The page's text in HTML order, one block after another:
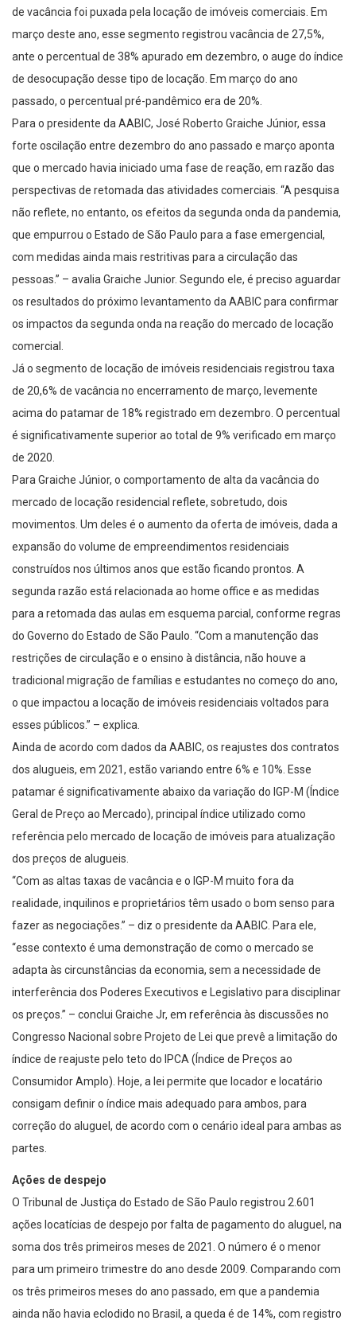
março deste ano, esse segmento registrou vacância de 27,5%,
ante o percentual de 38% apurado em dezembro, o auge do índice
de desocupação desse tipo de locação. Em março do ano
passado, o percentual pré-pandêmico era de 20%.
Para o presidente da AABIC, José Roberto Graiche Júnior, essa
forte oscilação entre dezembro do ano passado e março aponta
que o mercado havia iniciado uma fase de reação, em razão das
perspectivas de retomada das atividades comerciais. “A pesquisa
não reflete, no entanto, os efeitos da segunda onda da pandemia,
que empurrou o Estado de São Paulo para a fase emergencial,
com medidas ainda mais restritivas para a circulação das
pessoas.” – avalia Graiche Junior. Segundo ele, é preciso aguardar
os resultados do próximo levantamento da AABIC para confirmar
os impactos da segunda onda na reação do mercado de locação
comercial.
Já o segmento de locação de imóveis residenciais registrou taxa
de 20,6% de vacância no encerramento de março, levemente
acima do patamar de 18% registrado em dezembro. O percentual
é significativamente superior ao total de 9% verificado em março
de 2020.
Para Graiche Júnior, o comportamento de alta da vacância do
mercado de locação residencial reflete, sobretudo, dois
movimentos. Um deles é o aumento da oferta de imóveis, dada a
expansão do volume de empreendimentos residenciais
construídos nos últimos anos que estão ficando prontos. A
segunda razão está relacionada ao home office e as medidas
para a retomada das aulas em esquema parcial, conforme regras
do Governo do Estado de São Paulo. “Com a manutenção das
restrições de circulação e o ensino à distância, não houve a
tradicional migração de famílias e estudantes no começo do ano,
o que impactou a locação de imóveis residenciais voltados para
esses públicos.” – explica.
Ainda de acordo com dados da AABIC, os reajustes dos contratos
dos alugueis, em 2021, estão variando entre 6% e 10%. Esse
patamar é significativamente abaixo da variação do IGP-M (Índice
Geral de Preço ao Mercado), principal índice utilizado como
referência pelo mercado de locação de imóveis para atualização
dos preços de alugueis.
“Com as altas taxas de vacância e o IGP-M muito fora da
realidade, inquilinos e proprietários têm usado o bom senso para
fazer as negociações.” – diz o presidente da AABIC. Para ele,
“esse contexto é uma demonstração de como o mercado se
adapta às circunstâncias da economia, sem a necessidade de
interferência dos Poderes Executivos e Legislativo para disciplinar
os preços.” – conclui Graiche Jr, em referência às discussões no
Congresso Nacional sobre Projeto de Lei que prevê a limitação do
índice de reajuste pelo teto do IPCA (Índice de Preços ao
Consumidor Amplo). Hoje, a lei permite que locador e locatário
consigam definir o índice mais adequado para ambos, para
correção do aluguel, de acordo com o cenário ideal para ambas as
partes.
O Tribunal de Justiça do Estado de São Paulo registrou 2.601
ações locatícias de despejo por falta de pagamento do aluguel, na
soma dos três primeiros meses de 2021. O número é o menor
para um primeiro trimestre do ano desde 2009. Comparando com
os três primeiros meses do ano passado, em que a pandemia
ainda não havia eclodido no Brasil, a queda é de 14%, com registro
de 3.023 ações até o fim de março.